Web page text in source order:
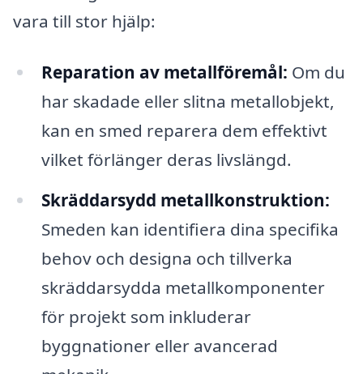
vara till stor hjälp:
Reparation av metallföremål: Om du
har skadade eller slitna metallobjekt,
kan en smed reparera dem effektivt
vilket förlänger deras livslängd.
Skräddarsydd metallkonstruktion:
Smeden kan identifiera dina specifika
behov och designa och tillverka
skräddarsydda metallkomponenter
för projekt som inkluderar
byggnationer eller avancerad